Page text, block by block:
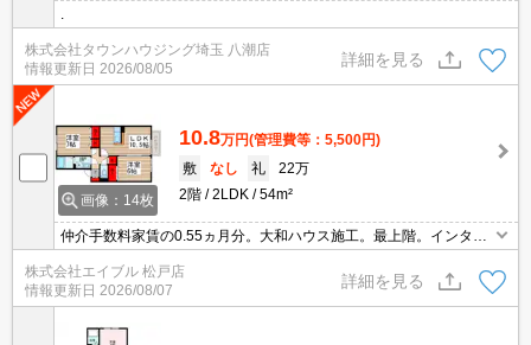
株式会社タウンハウジング埼玉 八潮店
情報更新日 2026/08/05
詳細を見る
画像：14枚
10.8万円(管理費等：5,500円)
敷
なし 礼
22万
2階
2LDK 54m²
仲介手数料家賃の0.55ヵ月分。大和ハウス施工。最上階。インター
ネット無料。
株式会社エイブル 松戸店
情報更新日 2026/08/07
詳細を見る